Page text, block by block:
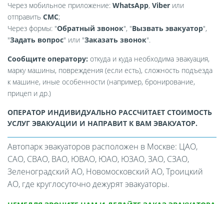
Через мобильное приложение: WhatsApp, Viber или
отправить СМС;
Через формы: "Обратный звонок", "Вызвать эвакуатор",
"Задать вопрос" или "Заказать звонок".
Сообщите оператору: откуда и куда необходима эвакуация,
марку машины, повреждения (если есть), сложность подъезда
к машине, иные особенности (например, бронирование,
прицеп и др.)
ОПЕРАТОР ИНДИВИДУАЛЬНО РАССЧИТАЕТ СТОИМОСТЬ
УСЛУГ ЭВАКУАЦИИ И НАПРАВИТ К ВАМ ЭВАКУАТОР.
Автопарк эвакуаторов расположен в Москве: ЦАО,
САО, СВАО, ВАО, ЮВАО, ЮАО, ЮЗАО, ЗАО, СЗАО,
Зеленоградский АО, Новомосковский АО, Троицкий
АО, где круглосуточно дежурят эвакуаторы.